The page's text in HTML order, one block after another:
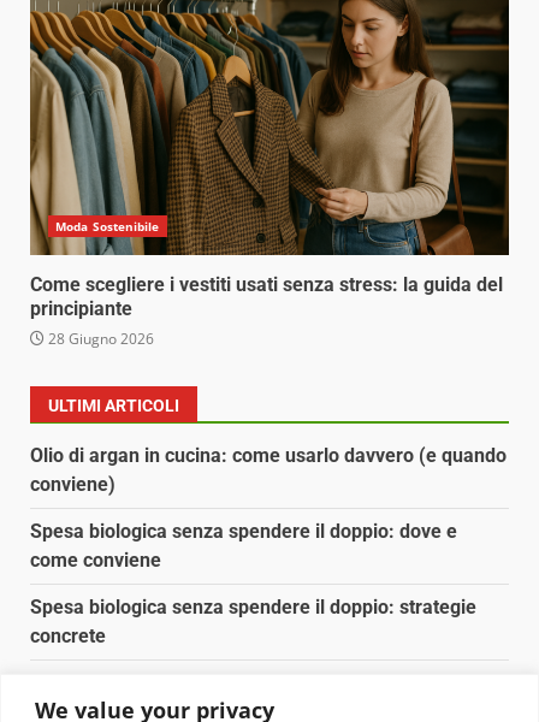
We value your privacy
Moda Sostenibile
Come scegliere i vestiti usati senza stress: la guida del
principiante
28 Giugno 2026
ULTIMI ARTICOLI
Olio di argan in cucina: come usarlo davvero (e quando
conviene)
Spesa biologica senza spendere il doppio: dove e
come conviene
Spesa biologica senza spendere il doppio: strategie
concrete